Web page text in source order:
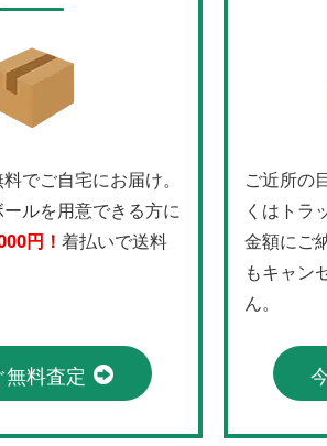
でご自宅にお届け。
ルを用意できる方に
円！着払いで送料
無料査定
ご近所の
くはトラ
金額にご
もキャン
ん。